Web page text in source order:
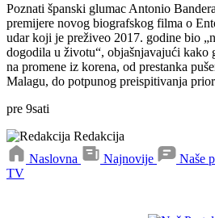
Poznati španski glumac Antonio
premijere novog biografskog filma o
udar koji je preživeo 2017. godine bio
dogodila u životu“, objašnjavajući kako
na promene iz korena, od prestanka
Malagu, do potpunog preispitivanja
pre 9sati
Redakcija
Naslovna
Najnovije Naše
TV